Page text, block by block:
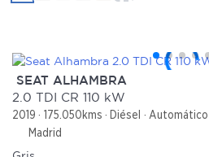
SEAT ALHAMBRA
2.0 TDI CR 110 kW
2019 175.050kms Diésel
Automático
Madrid